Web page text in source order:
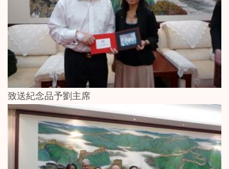
致送紀念品予劉主席